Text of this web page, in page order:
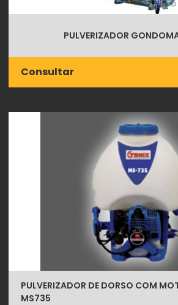
PULVERIZADOR
Consultar
PULVERIZADOR DE DORSO COM
MS735